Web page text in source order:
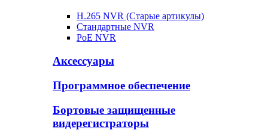
H.265 NVR (Старые артикулы)
Стандартные NVR
PoE NVR
Аксессуары
Программное обеспечение
Бортовые защищенные
видерегистраторы